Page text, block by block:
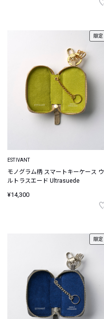
限定
ESTIVANT
モノグラム柄 スマートキーケース ウ
ルトラスエード Ultrasuede
¥14,300
限定